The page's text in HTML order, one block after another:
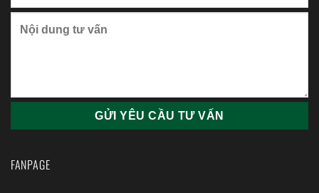
FANPAGE